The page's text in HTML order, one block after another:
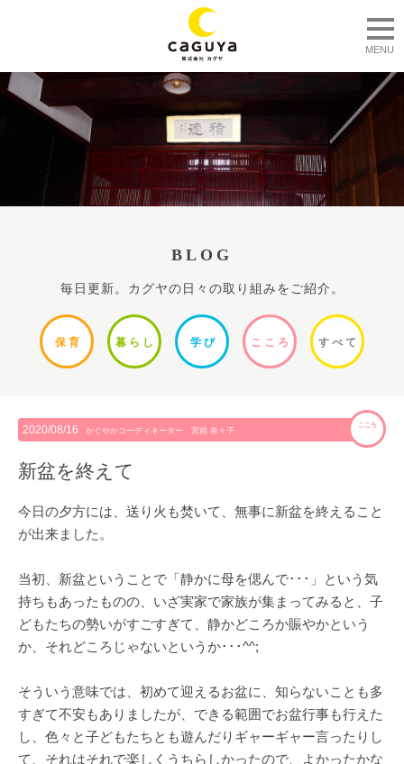
MENU
BLOG
毎日更新。カグヤの日々の取り組みをご紹介。
保 育 暮ら し 学 び ここ ろ すべて
2020/08/16 かぐやかコーディネーター 宮前 奈々子
こころ
新盆を終えて
今日の夕方には、送り火も焚いて、無事に新盆を終えること
が出来ました。
当初、新盆ということで「静かに母を偲んで･･･」という気
持ちもあったものの、いざ実家で家族が集まってみると、子
どもたちの勢いがすごすぎて、静かどころか賑やかという
か、それどころじゃないというか･･･^^;
そういう意味では、初めて迎えるお盆に、知らないことも多
すぎて不安もありましたが、できる範囲でお盆行事も行えた
し、色々と子どもたちとも遊んだりギャーギャー言ったりし
て、それはそれで楽しくうちらしかったので、よかったかな